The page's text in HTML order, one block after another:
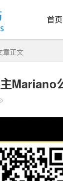
首页
章正文
Mariano